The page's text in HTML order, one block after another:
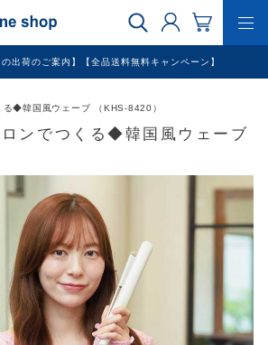
の出荷のご案内】【全品送料無料キャンペーン】
る◆韓国風ウェーブ （KHS-8420）
ンでつくる◆韓国風ウェーブ